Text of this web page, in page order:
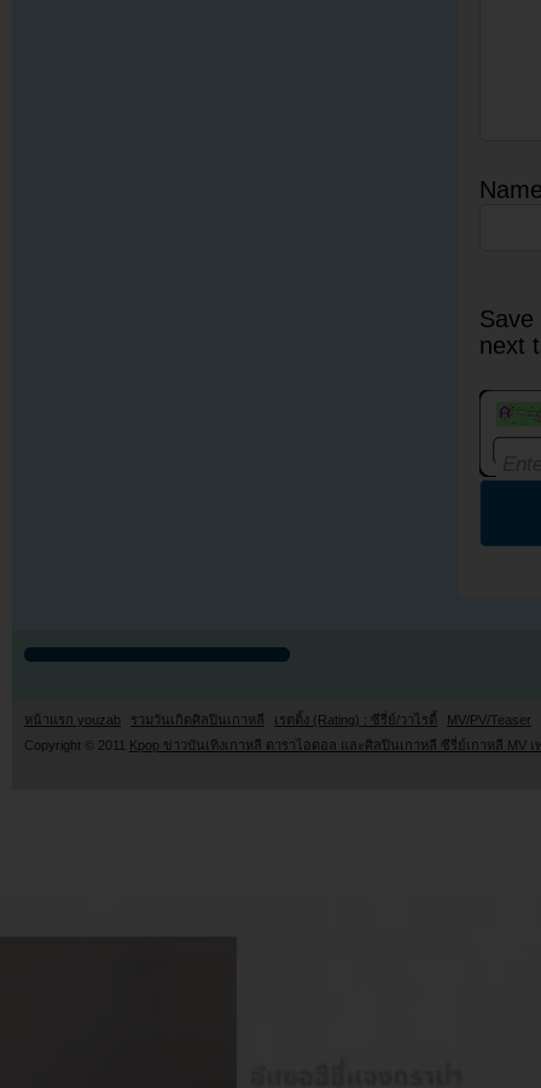
next
หน้าแรก youzab รวมวันเกิดศิลปินเกาหลี เรตติ้ง (Rating) : ซีรี่ย์/วาไรตี้
MV/PV/Teaser
Copyright © 2011 Kpop ข่าวบันเทิงเกาหลี ดาราไอดอล และศิลปินเกาหลี ซีรี่ย์เกาหลี MV